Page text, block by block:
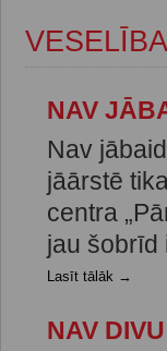
NAV
Nav
jāārstē
centra
jau šobrīd
Lasīt tālāk →
NAV